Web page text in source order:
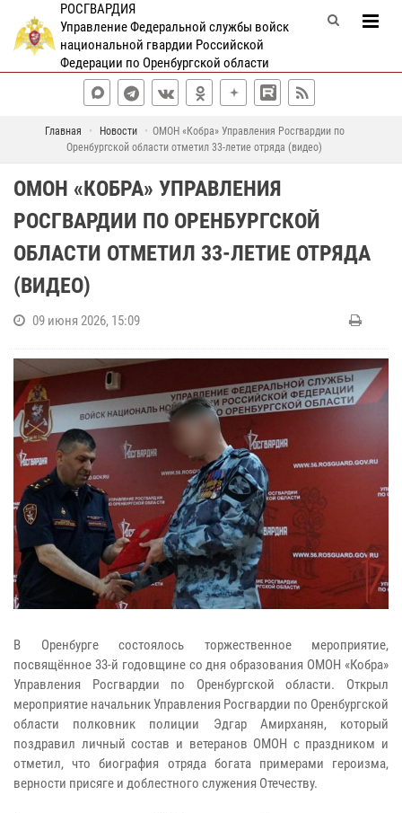
РОСГВАРДИЯ
Управление Федеральной службы войск
национальной гвардии Российской
Федерации по Оренбургской области
Главная Новости
ОМОН «Кобра» Управления Росгвардии по
Оренбургской области отметил 33-летие отряда (видео)
ОМОН «КОБРА» УПРАВЛЕНИЯ
РОСГВАРДИИ ПО ОРЕНБУРГСКОЙ
ОБЛАСТИ ОТМЕТИЛ 33-ЛЕТИЕ ОТРЯДА
(ВИДЕО)
09 июня 2026, 15:09
В Оренбурге состоялось торжественное мероприятие,
посвящённое 33-й годовщине со дня образования ОМОН «Кобра»
Управления Росгвардии по Оренбургской области. Открыл
мероприятие начальник Управления Росгвардии по Оренбургской
области полковник полиции Эдгар Амирханян, который
поздравил личный состав и ветеранов ОМОН с праздником и
отметил, что биография отряда богата примерами героизма,
верности присяге и доблестного служения Отечеству.